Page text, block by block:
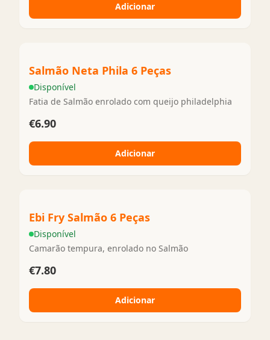
Adicionar
Salmão Neta Phila 6 Peças
Disponível
Fatia de Salmão enrolado com queijo philadelphia
€6.90
Adicionar
Ebi Fry Salmão 6 Peças
Disponível
Camarão tempura, enrolado no Salmão
€7.80
Adicionar